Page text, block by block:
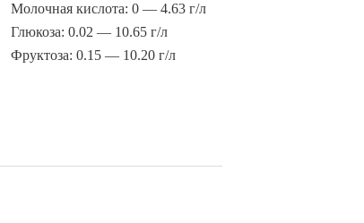
Молочная кислота: 0 — 4.63 г/л
Глюкоза: 0.02 — 10.65 г/л
Фруктоза: 0.15 — 10.20 г/л